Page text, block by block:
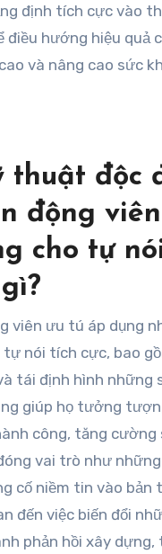
định tích cực vào
điều hướng hiệu quả
và nâng cao sức
thuật độc
động
cho tự
viên ưu tú áp dụng
tự nói tích cực, bao
tái định hình những
giúp họ tưởng
công, tăng cường
vai trò như
cố niềm tin vào bản
đến việc biến đổi
phản hồi xây dựng,